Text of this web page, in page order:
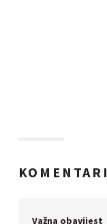
KOMENTARI
Važna obavijest